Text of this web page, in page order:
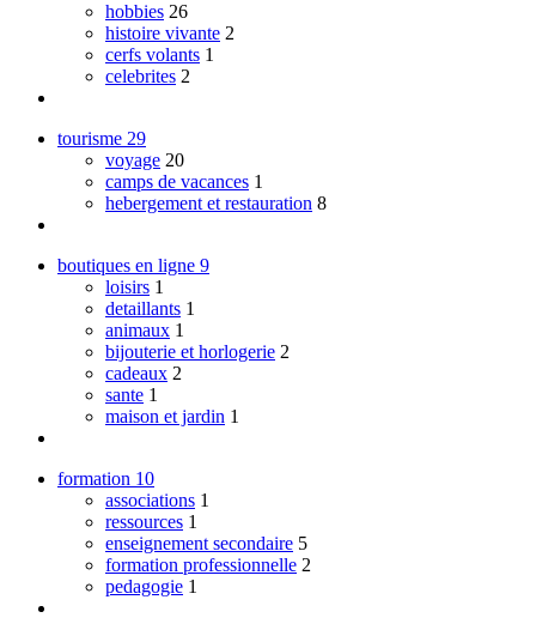
hobbies 26
histoire vivante 2
cerfs volants 1
celebrites 2
tourisme 29
voyage 20
camps de vacances 1
hebergement et restauration 8
boutiques en ligne 9
loisirs 1
detaillants 1
animaux 1
bijouterie et horlogerie 2
cadeaux 2
sante 1
maison et jardin 1
formation 10
associations 1
ressources 1
enseignement secondaire 5
formation professionnelle 2
pedagogie 1